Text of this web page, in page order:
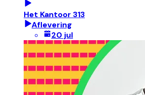
Het Kantoor 313
Aflevering
20 jul